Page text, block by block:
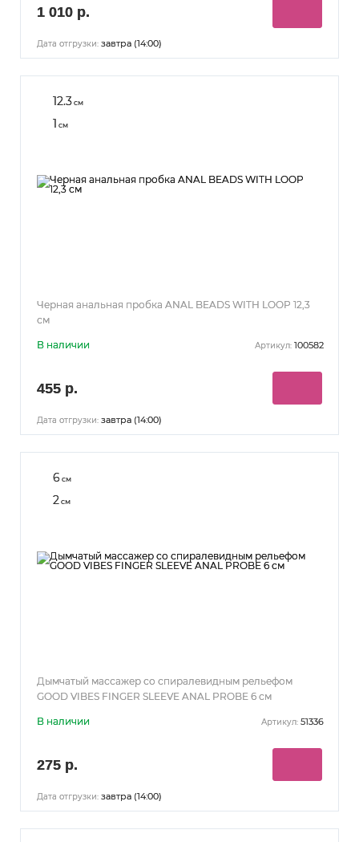
1 010 р.
Дата отгрузки: завтра (14:00)
12.3см
1 см
Черная анальная пробка ANAL BEADS WITH LOOP 12,3
см
В наличии Артикул: 100582
455 р.
Дата отгрузки: завтра (14:00)
6 см
2см
Дымчатый массажер со спиралевидным рельефом
GOOD VIBES FINGER SLEEVE ANAL PROBE 6 см
В наличии Артикул: 51336
275 р.
Дата отгрузки: завтра (14:00)